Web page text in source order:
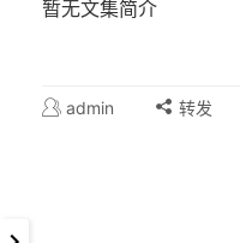
暂无文集简介
admin 转发